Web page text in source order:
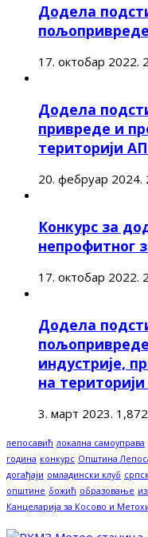
Додела
пољопривреде
17. октобар 2022.
Додела
привреде и
територији
20. фебруар 2024.
Конкурс за
непрофитног
17. октобар 2022.
Додела
индустрије,
на
3. март 2023. 1,872
лепосавић локална самоуправа
година конкурс Општина
догађаји омладински клуб
општине божић образовање
Канцеларија за Косово и